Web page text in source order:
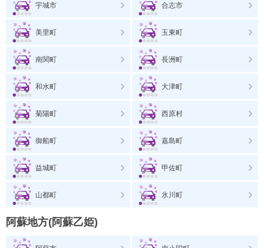
宇城市 合志市
美里町 玉東町
南関町 長洲町
和水町 大津町
菊陽町 西原村
御船町 嘉島町
益城町 甲佐町
山都町 氷川町
阿蘇地方(阿蘇乙姫)